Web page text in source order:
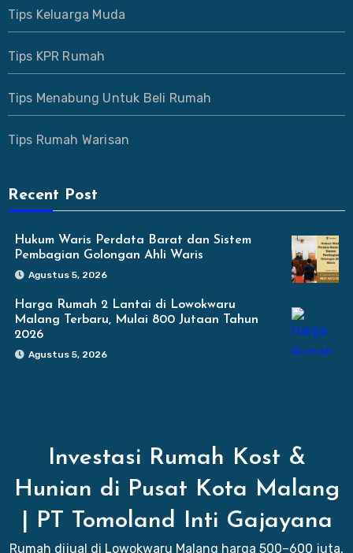
Tips Keluarga Muda
Tips KPR Rumah
Tips Menabung Untuk Beli Rumah
Tips Rumah Warisan
Recent Post
Hukum Waris Perdata Barat dan Sistem
Pembagian Golongan Ahli Waris
Agustus 5, 2026
Harga Rumah 2 Lantai di Lowokwaru
Malang Terbaru, Mulai 800 Jutaan Tahun
2026
Agustus 5, 2026
Investasi Rumah Kost &
Hunian di Pusat Kota Malang
| PT Tomoland Inti Gajayana
Rumah dijual di Lowokwaru Malang harga 500–600 juta,